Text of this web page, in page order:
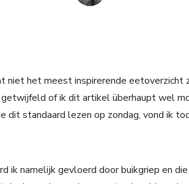
niet het meest inspirerende eetoverzicht
of ik dit artikel überhaupt wel
dit standaard lezen op zondag, vond ik
ik namelijk gevloerd door buikgriep en